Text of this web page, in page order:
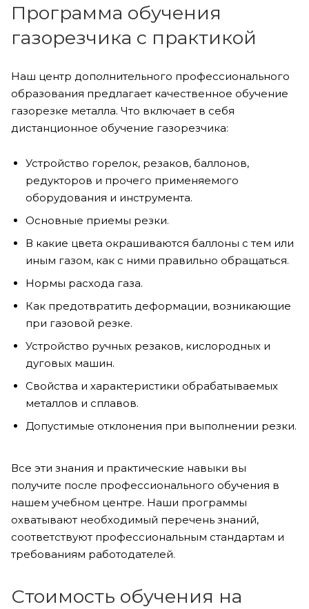
Программа обучения
газорезчика с практикой
Наш центр дополнительного профессионального
образования предлагает качественное обучение
газорезке металла. Что включает в себя
дистанционное обучение газорезчика:
Устройство горелок, резаков, баллонов,
редукторов и прочего применяемого
оборудования и инструмента.
Основные приемы резки.
В какие цвета окрашиваются баллоны с тем или
иным газом, как с ними правильно обращаться.
Нормы расхода газа.
Как предотвратить деформации, возникающие
при газовой резке.
Устройство ручных резаков, кислородных и
дуговых машин.
Свойства и характеристики обрабатываемых
металлов и сплавов.
Допустимые отклонения при выполнении резки.
Все эти знания и практические навыки вы
получите после профессионального обучения в
нашем учебном центре. Наши программы
охватывают необходимый перечень знаний,
соответствуют профессиональным стандартам и
требованиям работодателей.
Стоимость обучения на